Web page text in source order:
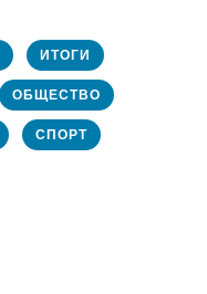
ИТОГИ
ОБЩЕСТВО
СПОРТ